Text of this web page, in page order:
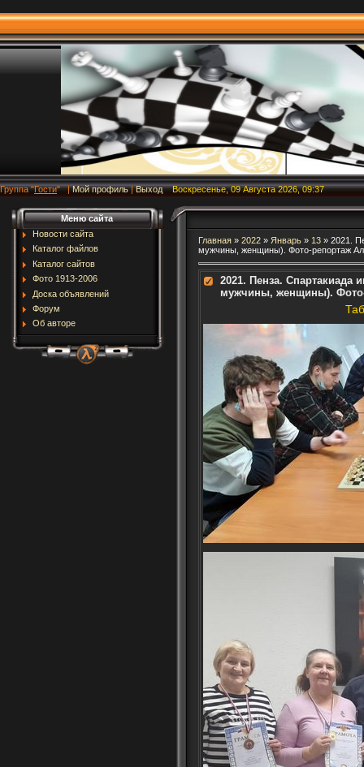
Группа"Гости" |Мой профиль |Выход Воскресенье, 09 Августа 2026, 09:37
Меню сайта
Новости сайта
Каталог файлов
Каталог сайтов
Фото 1913-2006
Доска объявлений
Форум
Об авторе
Главная» 2022 » Январь » 13» 2021.
мужчины, женщины). Фото-репортаж
2021. Пенза. Спартакиада
мужчины, женщины). Фото-